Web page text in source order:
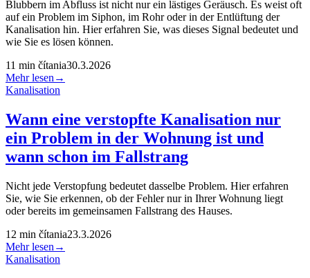
Blubbern im Abfluss ist nicht nur ein lästiges Geräusch. Es weist oft
auf ein Problem im Siphon, im Rohr oder in der Entlüftung der
Kanalisation hin. Hier erfahren Sie, was dieses Signal bedeutet und
wie Sie es lösen können.
11 min čítania30.3.2026
Mehr lesen →
Kanalisation
Wann eine verstopfte Kanalisation nur
ein Problem in der Wohnung ist und
wann schon im Fallstrang
Nicht jede Verstopfung bedeutet dasselbe Problem. Hier erfahren
Sie, wie Sie erkennen, ob der Fehler nur in Ihrer Wohnung liegt
oder bereits im gemeinsamen Fallstrang des Hauses.
12 min čítania23.3.2026
Mehr lesen →
Kanalisation